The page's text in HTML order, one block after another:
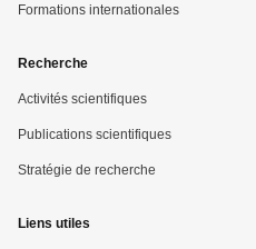
Formations internationales
Recherche
Activités scientifiques
Publications scientifiques
Stratégie de recherche
Liens utiles